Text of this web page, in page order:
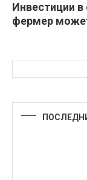
Инвестиции
фермер